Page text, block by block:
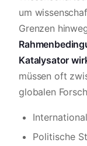
um
Grenzen
Katalysator
müssen oft
globalen
Politische